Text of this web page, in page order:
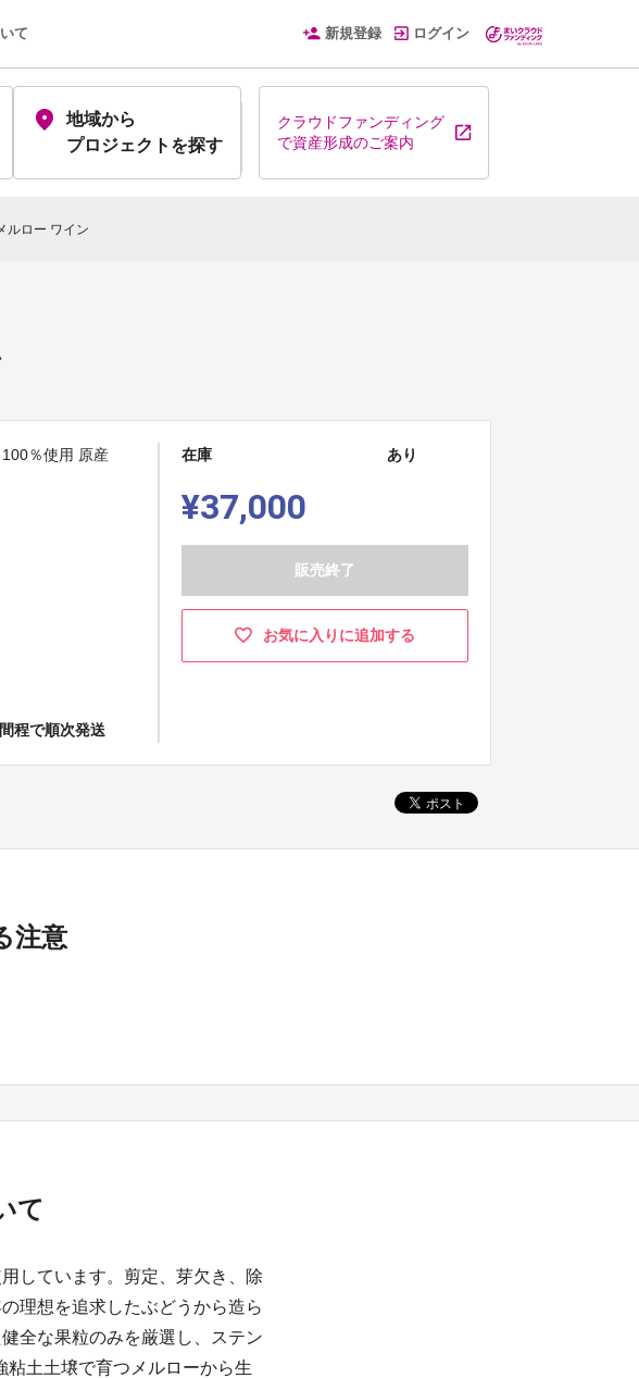
て 新規登録 ログイン
地域から
プロジェクトを探す
クラウドファンディング
で資産形成のご案内
ルロー ワイン
％使用 原産
程で順次発送
在庫 あり
¥37,000
販売終了
お気に入りに追加する
注意
て
しています。剪定、芽欠き、除
理想を追求したぶどうから造ら
全な果粒のみを厳選し、ステン
粘土土壌で育つメルローから生